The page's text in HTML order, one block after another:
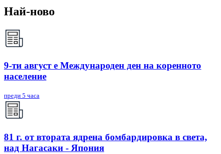
Най-ново
9-ти август е Международен ден на коренното
население
преди 5 часа
81 г. от втората ядрена бомбардировка в света,
над Нагасаки - Япония